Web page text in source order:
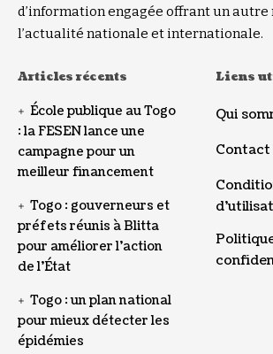
d’information engagée offrant un
l’actualité nationale et internationale.
Articles récents
École publique au Togo
: la FESEN lance une
campagne pour un
meilleur financement
Togo : gouverneurs et
préfets réunis à Blitta
pour améliorer l’action
de l’État
Togo : un plan national
pour mieux détecter les
épidémies
Liens
Qui
Contact